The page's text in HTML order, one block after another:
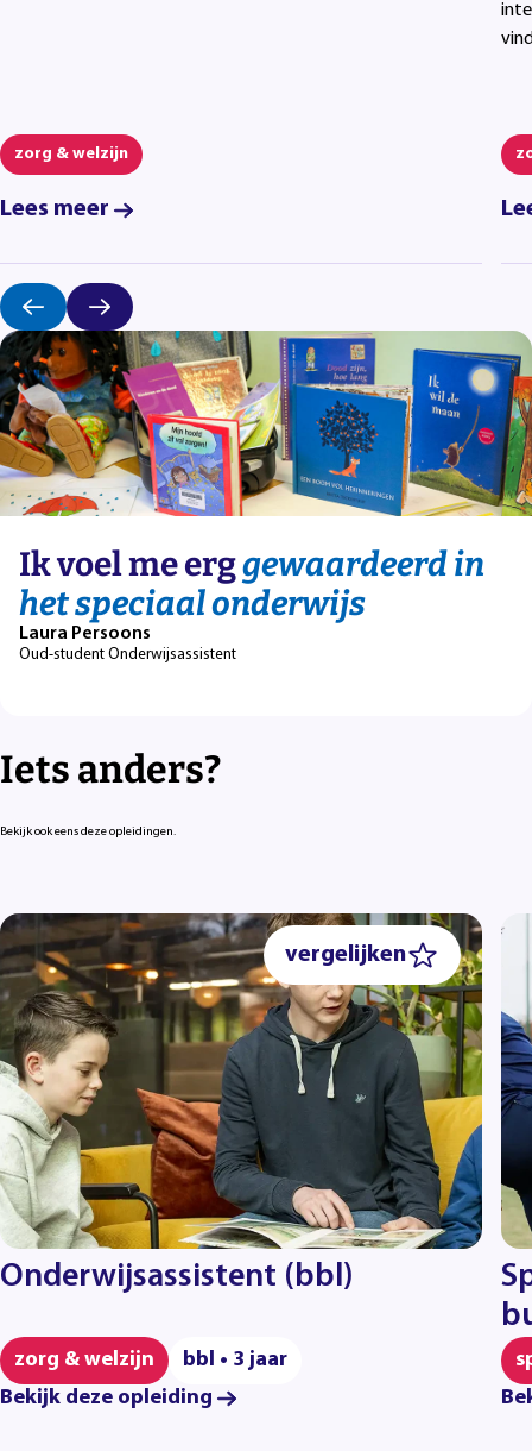
zorg & welzijn
Lees meer
Ik voel me erggewaardeerd in
het speciaal onderwijs
Laura Persoons
Oud-student Onderwijsassistent
Iets anders?
Bekijk ook eens deze opleidingen.
vergelijken
Onderwijsassistent (bbl)
zorg & welzijn
bbl • 3 jaar
Bekijk deze opleiding